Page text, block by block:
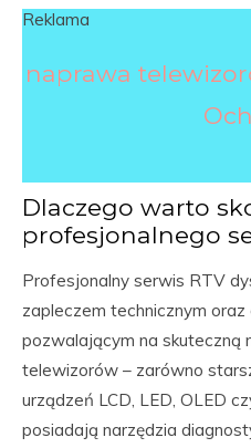
Reklama
naprawa
Dlaczego warto
profesjonalnego
Profesjonalny serwis RTV
zapleczem technicznym
pozwalającym na skuteczną
telewizorów – zarówno
urządzeń LCD, LED, OLED
posiadają narzędzia